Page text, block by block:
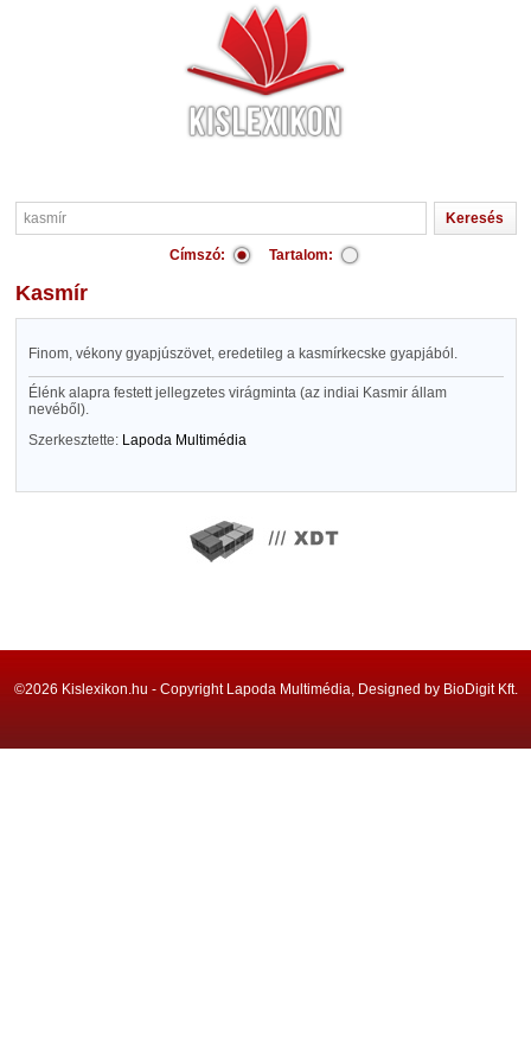
Címszó: Tartalom:
kasmír
Finom, vékony gyapjúszövet, eredetileg a kasmírkecske gyapjából.
Élénk alapra festett jellegzetes virágminta (az indiai Kasmir állam
nevéből).
Szerkesztette: Lapoda Multimédia
©2026 Kislexikon.hu - Copyright Lapoda Multimédia, Designed by BioDigit Kft.